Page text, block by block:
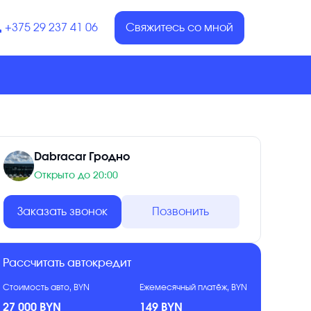
+375 29 237 41 06 Свяжитесь со мной
Dabracar Гродно
Открыто до 20:00
Заказать звонок Позвонить
Рассчитать автокредит
Стоимость авто, BYN
27 000 BYN
Ежемесячный платёж, BYN
149 BYN